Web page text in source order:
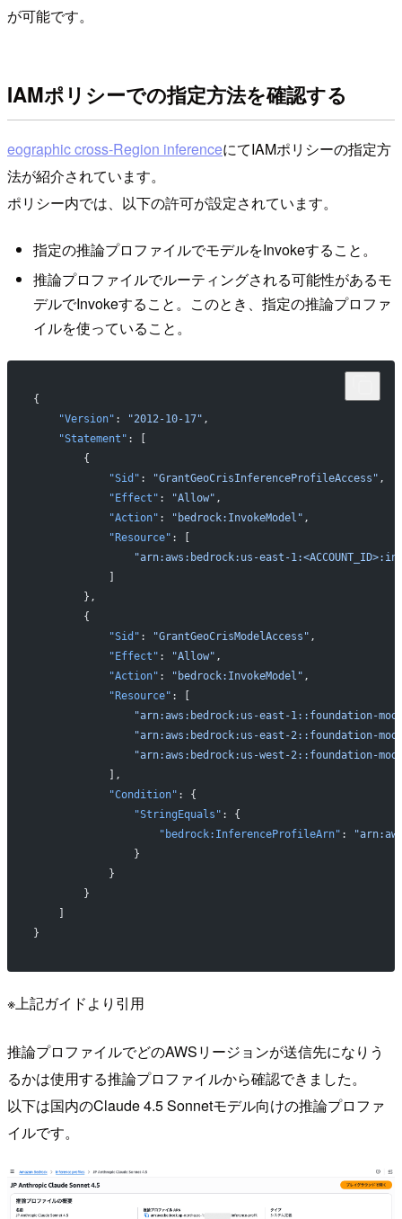
が可能です。
IAMポリシーでの指定方法を確認する
eographic cross-Region inferenceにてIAMポリシーの指定方
法が紹介されています。
ポリシー内では、以下の許可が設定されています。
指定の推論プロファイルでモデルをInvokeすること。
推論プロファイルでルーティングされる可能性があるモ
デルでInvokeすること。このとき、指定の推論プロファ
イルを使っていること。
{
    "Version"
: "2012-10-17" ,
    "Statement"
: [
        {
            "Sid"
: "GrantGeoCrisInferenceProfileAccess" ,
            "Effect"
: "Allow" ,
            "Action"
: "bedrock:InvokeModel" ,
            "Resource"
: [
"arn:aws:bedrock:us-east-
            ]
        },
        {
            "Sid"
: "GrantGeoCrisModelAccess" ,
            "Effect"
: "Allow" ,
            "Action"
: "bedrock:InvokeModel" ,
            "Resource"
: [
"arn:aws:bedrock:us-east-1::foundation-
"arn:aws:bedrock:us-east-2::foundation-
"arn:aws:bedrock:us-west-2::foundation-
            ],
            "Condition"
: {
                "StringEquals"
: {
                    "bedrock:InferenceProfileArn"
:
                }
            }
        }
    ]
}
※上記ガイドより引用
推論プロファイルでどのAWSリージョンが送信先になりう
るかは使用する推論プロファイルから確認できました。
以下は国内のClaude 4.5 Sonnetモデル向けの推論プロファ
イルです。